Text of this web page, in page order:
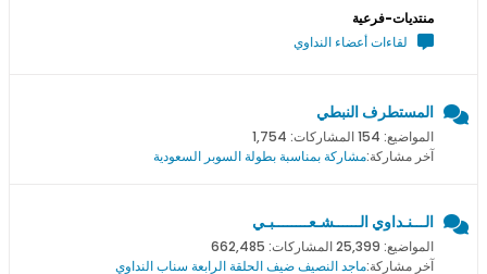
منتديات-فرعية
لقاءات أعضاء النداوي
المستطرف النبطي
المواضيع: 154 المشاركات: 1,754
آخر مشاركة:مشاركة بمناسبة بطولة السوبر السعودية
الـــنـداوي الــــــشـعــــــــبـي
المواضيع: 25,399 المشاركات: 662,485
آخر مشاركة:ماجد النصيف ضيف الحلقة الرابعة سناب النداوي